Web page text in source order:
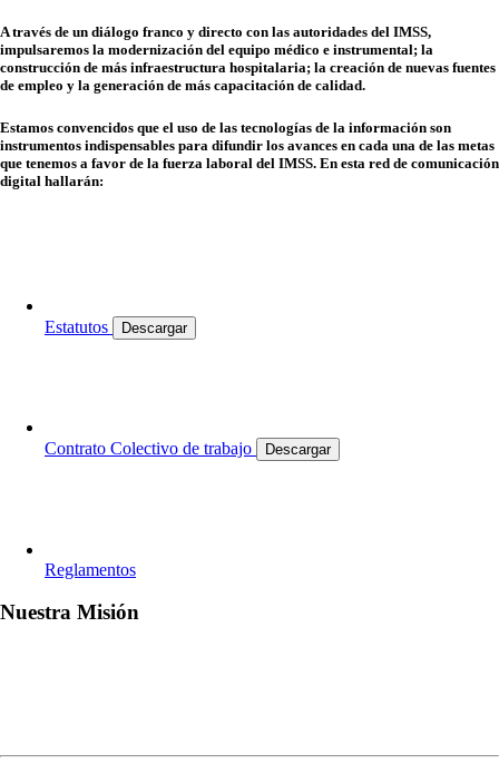
A través de un diálogo franco y directo con las autoridades del IMSS,
impulsaremos la modernización del equipo médico e instrumental; la
construcción de más infraestructura hospitalaria; la creación de nuevas fuentes
de empleo y la generación de más capacitación de calidad.
Estamos convencidos que el uso de las tecnologías de la información son
instrumentos indispensables para difundir los avances en cada una de las metas
que tenemos a favor de la fuerza laboral del IMSS. En esta red de comunicación
digital hallarán:
Estatutos Descargar
Contrato Colectivo de trabajo Descargar
Reglamentos
Nuestra Misión